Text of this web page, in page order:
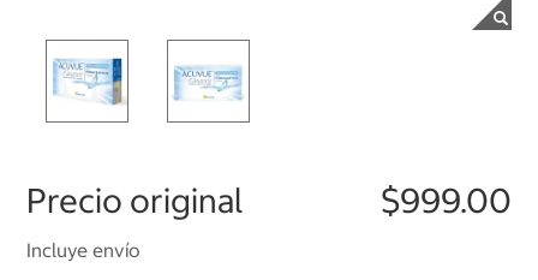
Precio original $999.00
Incluye envío